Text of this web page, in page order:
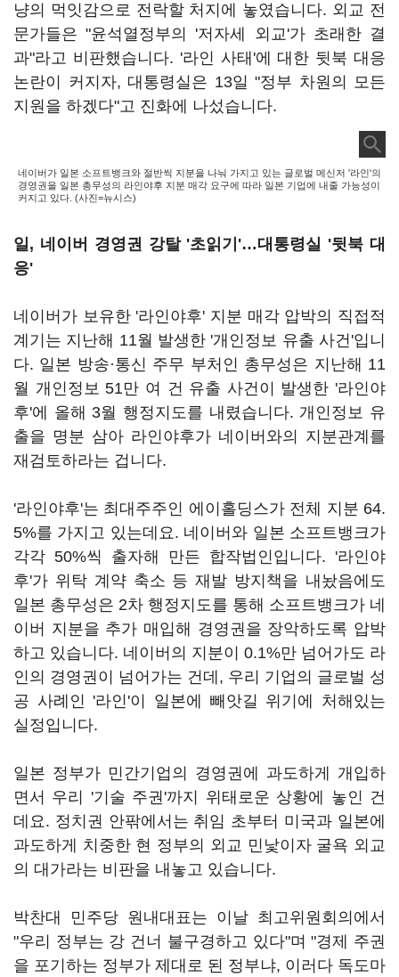
냥의 먹잇감으로 전락할 처지에 놓였습니다. 외교 전
문가들은 "윤석열정부의 '저자세 외교'가 초래한 결
과"라고 비판했습니다. '라인 사태'에 대한 뒷북 대응
논란이 커지자, 대통령실은 13일 "정부 차원의 모든
지원을 하겠다"고 진화에 나섰습니다.
네이버가 일본 소프트뱅크와 절반씩 지분을 나눠 가지고 있는 글로벌 메신저 '라인'의
경영권을 일본 총무성의 라인야후 지분 매각 요구에 따라 일본 기업에 내줄 가능성이
커지고 있다. (사진=뉴시스)
일, 네이버 경영권 강탈 '초읽기'…대통령실 '뒷북 대
응'
네이버가 보유한 '라인야후' 지분 매각 압박의 직접적
계기는 지난해 11월 발생한 '개인정보 유출 사건'입니
다. 일본 방송·통신 주무 부처인 총무성은 지난해 11
월 개인정보 51만 여 건 유출 사건이 발생한 '라인야
후'에 올해 3월 행정지도를 내렸습니다. 개인정보 유
출을 명분 삼아 라인야후가 네이버와의 지분관계를
재검토하라는 겁니다.
'라인야후'는 최대주주인 에이홀딩스가 전체 지분 64.
5%를 가지고 있는데요. 네이버와 일본 소프트뱅크가
각각 50%씩 출자해 만든 합작법인입니다. '라인야
후'가 위탁 계약 축소 등 재발 방지책을 내놨음에도
일본 총무성은 2차 행정지도를 통해 소프트뱅크가 네
이버 지분을 추가 매입해 경영권을 장악하도록 압박
하고 있습니다. 네이버의 지분이 0.1%만 넘어가도 라
인의 경영권이 넘어가는 건데, 우리 기업의 글로벌 성
공 사례인 '라인'이 일본에 빼앗길 위기에 처해있는
실정입니다.
일본 정부가 민간기업의 경영권에 과도하게 개입하
면서 우리 '기술 주권'까지 위태로운 상황에 놓인 건
데요. 정치권 안팎에서는 취임 초부터 미국과 일본에
과도하게 치중한 현 정부의 외교 민낯이자 굴욕 외교
의 대가라는 비판을 내놓고 있습니다.
박찬대 민주당 원내대표는 이날 최고위원회의에서
"우리 정부는 강 건너 불구경하고 있다"며 "경제 주권
을 포기하는 정부가 제대로 된 정부냐, 이러다 독도마